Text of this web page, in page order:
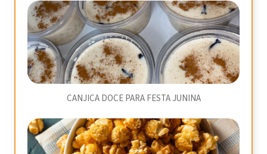
CANJICA DOCE PARA FESTA JUNINA